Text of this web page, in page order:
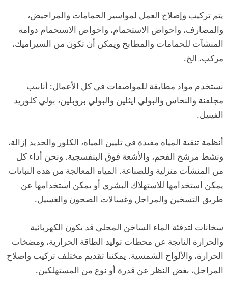
يتم تركيب وإصلاح العمل لمواسير الحمامات والمراحيض،
والمصارف، واحواض الاستحمام، واحواض الاستحمام دوامة
المنشآت للحمامات والمطابخ ويمكن أن تكون من السيراميك،
مركب، الخ.
نستخدم مواد مطابقة للمواصفات في كل الأعمال: أنابيب
مجلفنة والنحاس والبولي ايثلين والبولي بروبلين، بولي كلوريد
الفينيل.
أنظمة تنقية المياه مفيدة في تليين المياه، الكلور والحديد إزالة،
ونشط مرشح الفحم، والأشعة فوق البنفسجية. ونحن أداء كل
من المنشآت منزلية وللصناعة. المياه المعالجة من هذه النباتات
يمكن استخدامها للاستهلاك البشري أو يمكن استخدامها عن
طريق التسخين والمراجل وغسالات الصحون والغسيل.
سخانات لتدفئة الماء الساخن المحلي قد يكون الكهربائية
والحرارة الناتجة عن محطات توليد الطاقة الحرارية، ومضخات
الحرارة، والألواح الشمسية. يمكننا تقديم مختلف تركيب واصلاح
المراجل، بغض النظر عن قدرة أو نوع من المستهلكين.